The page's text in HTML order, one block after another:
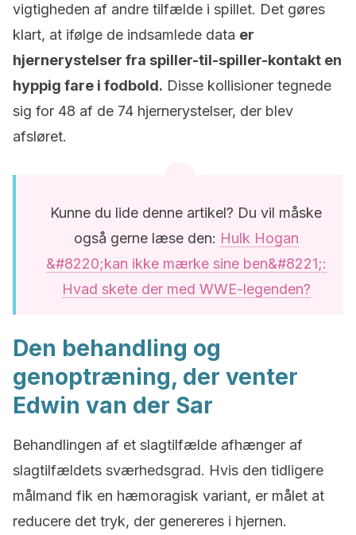
vigtigheden af andre tilfælde i spillet. Det gøres
klart, at ifølge de indsamlede data er
hjernerystelser fra spiller-til-spiller-kontakt en
hyppig fare i fodbold. Disse kollisioner tegnede
sig for 48 af de 74 hjernerystelser, der blev
afsløret.
Kunne du lide denne artikel? Du vil måske
også gerne læse den: Hulk Hogan
&#8220;kan ikke mærke sine ben&#8221;:
Hvad skete der med WWE-legenden?
Den behandling og
genoptræning, der venter
Edwin van der Sar
Behandlingen af et slagtilfælde afhænger af
slagtilfældets sværhedsgrad. Hvis den tidligere
målmand fik en hæmoragisk variant, er målet at
reducere det tryk, der genereres i hjernen.